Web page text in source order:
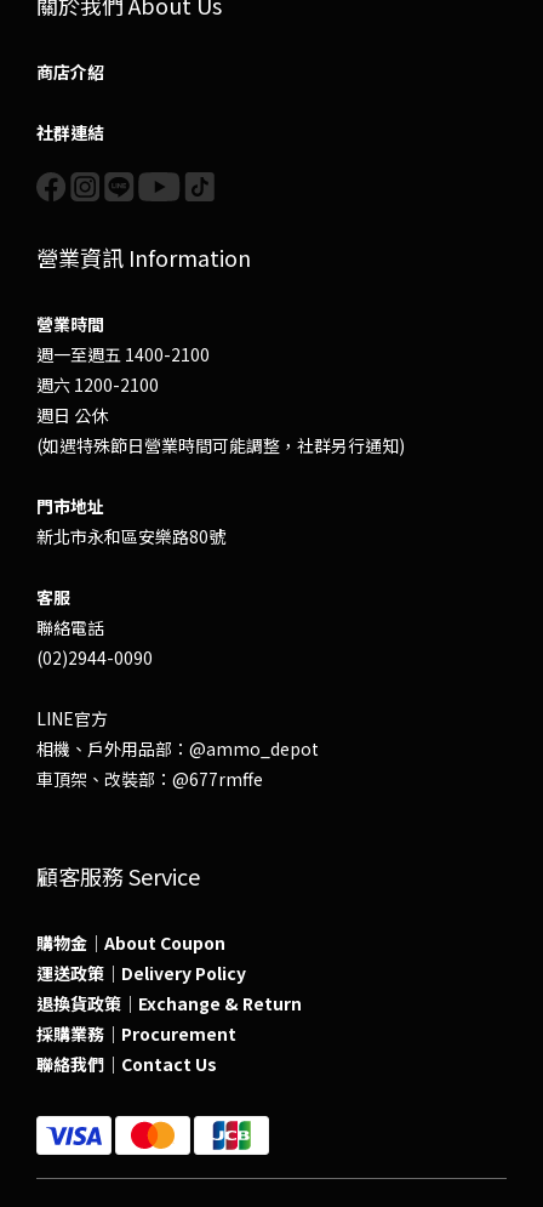
商店介紹
社群連結
營業資訊 Information
營業時間
週一至週五 1400-2100
週六 1200-2100
週日 公休
(如遇特殊節日營業時間可能調整，社群另行通知)
門市地址
新北市永和區安樂路80號
客服
聯絡電話
(02)2944-0090
LINE官方
相機、戶外用品部： @ammo_depot
車頂架、改裝部： @677rmffe
顧客服務 Service
購物金｜About Coupon
運送政策｜Delivery Policy
退換貨政策｜Exchange & Return
採購業務｜Procurement
聯絡我們｜Contact Us